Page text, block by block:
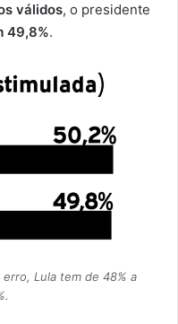
válidos, o presidente
49,8%.
erro, Lula tem de 48% a